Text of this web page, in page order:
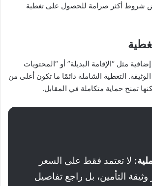
شروط أكثر صرامة للحصول على تغطية
مثل “الإقامة البديلة” أو “المحتويات
التغطية الشاملة دائمًا ما تكون أغلى من
تمنح حماية متكاملة في المقابل.
: لا تعتمد فقط على السعر
وثيقة التأمين، بل راجع تفاصيل